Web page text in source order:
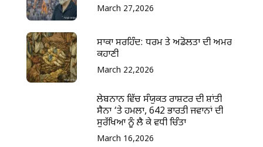
March 27,2026
ਸਾਕਾ ਸਰਹਿੰਦ: ਧਰਮ ਤੇ ਅਡੋਲਤਾ ਦੀ ਅਮਰ
ਕਹਾਣੀ
March 22,2026
ਲੇਬਨਾਨ ਵਿੱਚ ਸੰਯੁਕਤ ਰਾਸ਼ਟਰ ਦੀ ਸ਼ਾਂਤੀ
ਸੈਨਾ ‘ਤੇ ਹਮਲਾ, 642 ਭਾਰਤੀ ਜਵਾਨਾਂ ਦੀ
ਸੁਰੱਖਿਆ ਨੂੰ ਲੈ ਕੇ ਵਧੀ ਚਿੰਤਾ
March 16,2026